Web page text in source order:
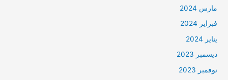
مارس 2024
فبراير 2024
يناير 2024
ديسمبر 2023
نوفمبر 2023